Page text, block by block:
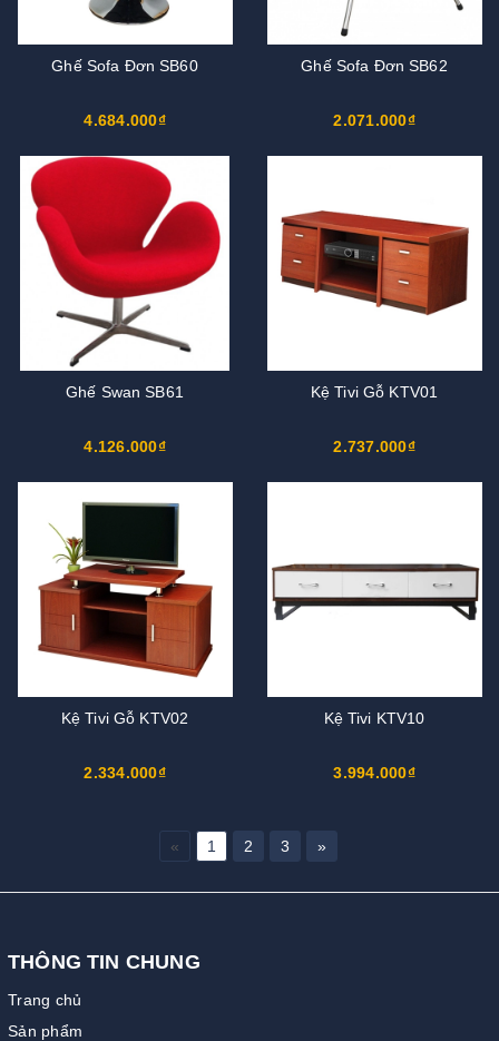
Ghế Sofa Đơn SB60
4.684.000₫
Ghế Sofa Đơn SB62
2.071.000₫
Ghế Swan SB61
4.126.000₫
Kệ Tivi Gỗ KTV01
2.737.000₫
Kệ Tivi Gỗ KTV02
2.334.000₫
Kệ Tivi KTV10
3.994.000₫
« 1 2 3 »
THÔNG TIN CHUNG
Trang chủ
Sản phẩm